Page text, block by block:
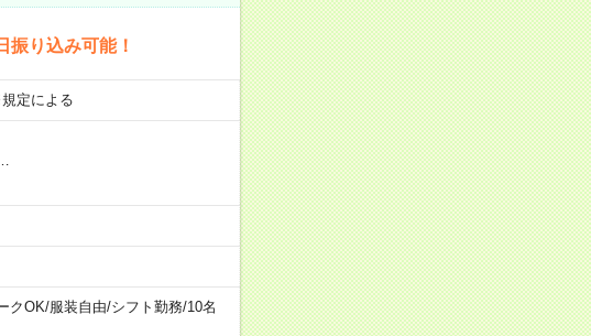
り込み可能！
定による
クOK/服装自由/シフト勤務/10名